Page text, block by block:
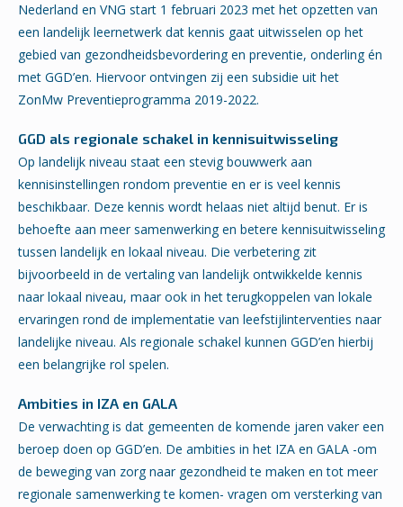
Nederland en VNG start 1 februari 2023 met het opzetten van
een landelijk leernetwerk dat kennis gaat uitwisselen op het
gebied van gezondheidsbevordering en preventie, onderling én
met GGD’en. Hiervoor ontvingen zij een subsidie uit het
ZonMw Preventieprogramma 2019-2022.
GGD als regionale schakel in kennisuitwisseling
Op landelijk niveau staat een stevig bouwwerk aan
kennisinstellingen rondom preventie en er is veel kennis
beschikbaar. Deze kennis wordt helaas niet altijd benut. Er is
behoefte aan meer samenwerking en betere kennisuitwisseling
tussen landelijk en lokaal niveau. Die verbetering zit
bijvoorbeeld in de vertaling van landelijk ontwikkelde kennis
naar lokaal niveau, maar ook in het terugkoppelen van lokale
ervaringen rond de implementatie van leefstijlinterventies naar
landelijke niveau. Als regionale schakel kunnen GGD’en hierbij
een belangrijke rol spelen.
Ambities in IZA en GALA
De verwachting is dat gemeenten de komende jaren vaker een
beroep doen op GGD’en. De ambities in het IZA en GALA -om
de beweging van zorg naar gezondheid te maken en tot meer
regionale samenwerking te komen- vragen om versterking van